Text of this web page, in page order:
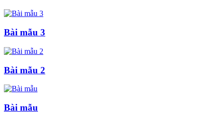
Bài mẫu 3
Bài mẫu 2
Bài mẫu